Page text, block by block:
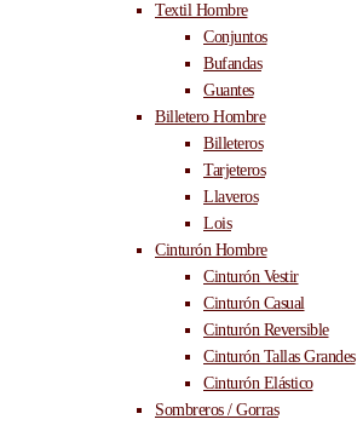
Textil Hombre
Conjuntos
Bufandas
Guantes
Billetero Hombre
Billeteros
Tarjeteros
Llaveros
Lois
Cinturón Hombre
Cinturón Vestir
Cinturón Casual
Cinturón Reversible
Cinturón Tallas Grandes
Cinturón Elástico
Sombreros / Gorras